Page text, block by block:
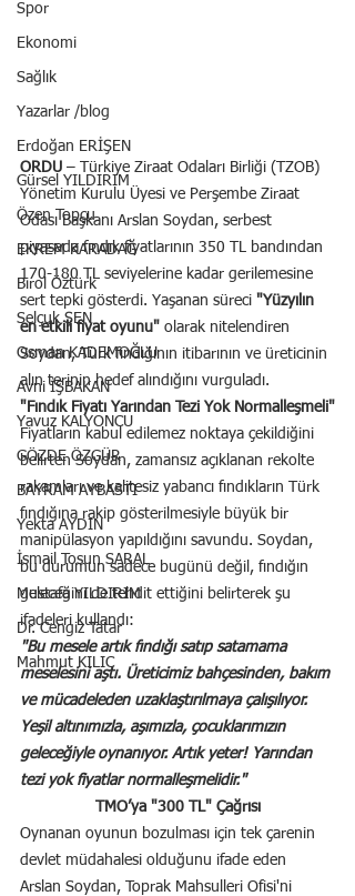
Spor
Ekonomi
Sağlık
Yazarlar /blog
Erdoğan ERİŞEN
Gürsel YILDIRIM
Özen Topçu
EKREM KARADAĞ
Birol Öztürk
Selçuk ŞEN
Osman KADEMOĞLU
Avni İŞBAKAN
Yavuz KALYONCU
GÖZDE ÖZGÜR
BAYRAM AYBASTI
Yekta AYDIN
İsmail Tosun SARAL
Mustafa YILDIRIM
Dr. Cengiz Tatar
Mahmut KILIÇ
ORDU – Türkiye Ziraat Odaları Birliği (TZOB)
Yönetim Kurulu Üyesi ve Perşembe Ziraat
Odası Başkanı Arslan Soydan, serbest
piyasada fındık fiyatlarının 350 TL bandından
170-180 TL seviyelerine kadar gerilemesine
sert tepki gösterdi. Yaşanan süreci "Yüzyılın
en etkili fiyat oyunu" olarak nitelendiren
Soydan, Türk fındığının itibarının ve üreticinin
alın terinin hedef alındığını vurguladı.
"Fındık Fiyatı Yarından Tezi Yok Normalleşmeli"
Fiyatların kabul edilemez noktaya çekildiğini
belirten Soydan, zamansız açıklanan rekolte
rakamları ve kalitesiz yabancı fındıkların Türk
fındığına rakip gösterilmesiyle büyük bir
manipülasyon yapıldığını savundu. Soydan,
bu durumun sadece bugünü değil, fındığın
geleceğini de tehdit ettiğini belirterek şu
ifadeleri kullandı:
"Bu mesele artık fındığı satıp satamama
meselesini aştı. Üreticimiz bahçesinden, bakım
ve mücadeleden uzaklaştırılmaya çalışılıyor.
Yeşil altınımızla, aşımızla, çocuklarımızın
geleceğiyle oynanıyor. Artık yeter! Yarından
tezi yok fiyatlar normalleşmelidir."
TMO’ya "300 TL" Çağrısı
Oynanan oyunun bozulması için tek çarenin
devlet müdahalesi olduğunu ifade eden
Arslan Soydan, Toprak Mahsulleri Ofisi'ni